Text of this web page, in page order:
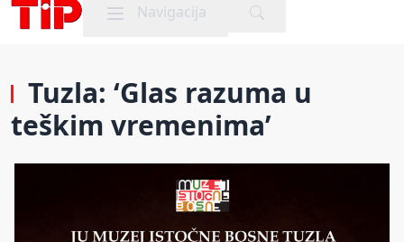
Mobile menu
Navigacija
Tuzla: ‘Glas razuma u
teškim vremenima’